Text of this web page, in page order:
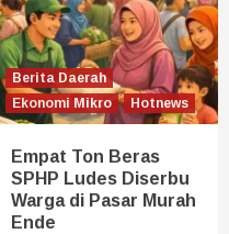
Berita Daerah
Ekonomi Mikro
Hotnews
Empat Ton Beras
SPHP Ludes Diserbu
Warga di Pasar Murah
Ende